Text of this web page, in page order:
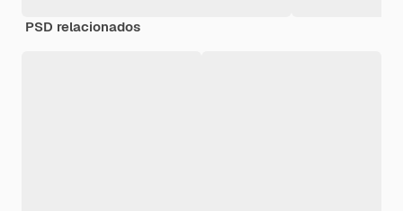
PSD relacionados